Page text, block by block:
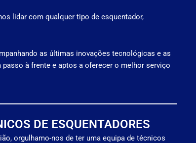
lidar com qualquer tipo de esquentador,
as últimas inovações tecnológicas e as
à frente e aptos a oferecer o melhor serviço
DE ESQUENTADORES
orgulhamo-nos de ter uma equipa de técnicos